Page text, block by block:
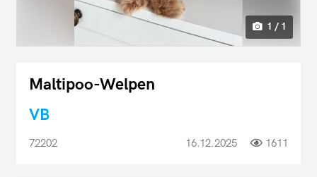
1 / 1
Maltipoo-Welpen
VB
72202 16.12.2025 1611